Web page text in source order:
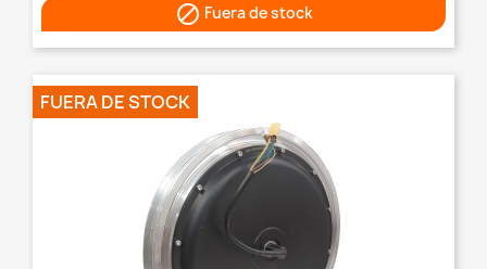
 Fuera de stock
FUERA DE STOCK